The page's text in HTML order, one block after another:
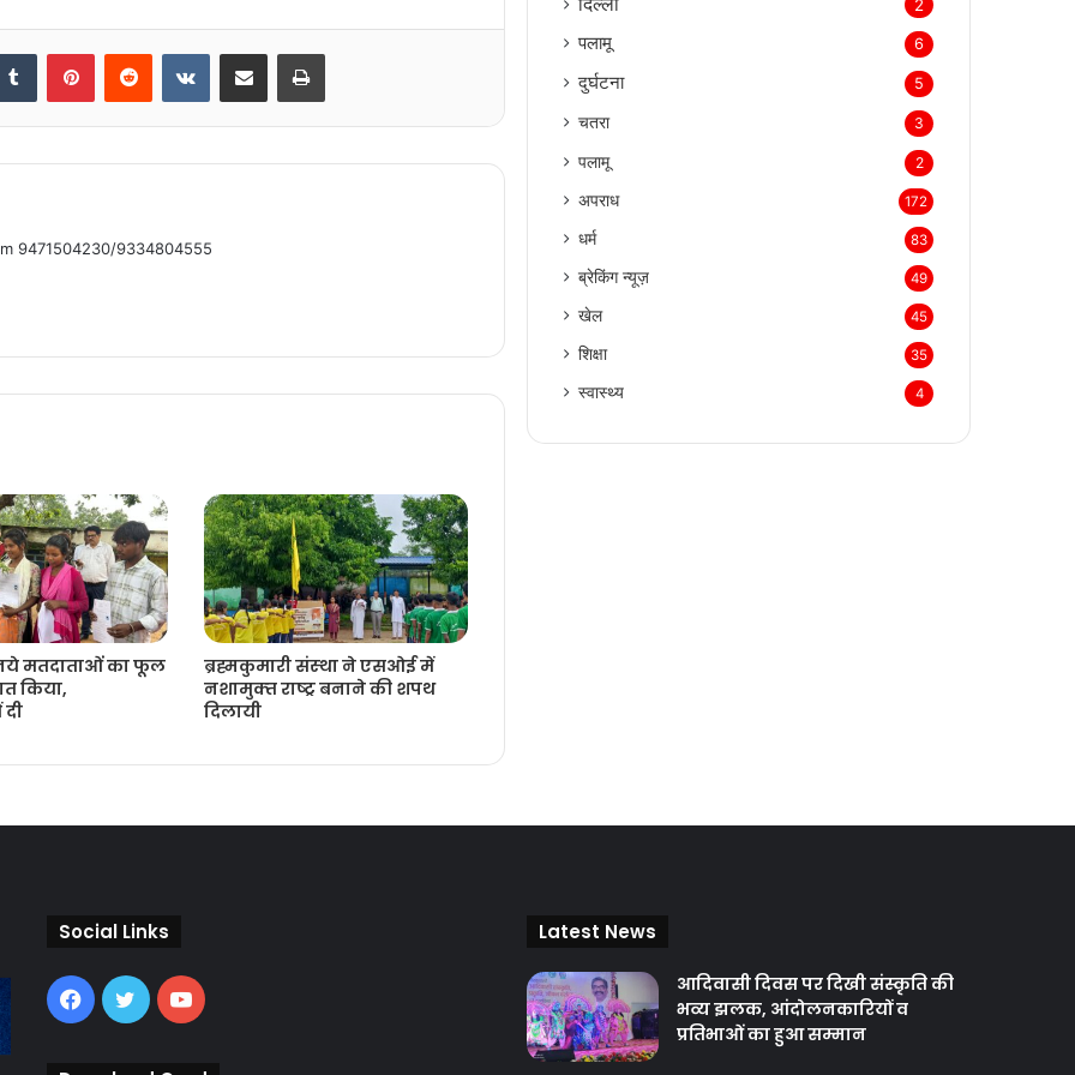
Tumblr PinterestReddit VKontakteShare via Email Print
9471504230/9334804555
मतदाताओंं का फूल
किया,
ब्रह्मकुमारी संस्‍था ने एसओई में
नशामुक्‍त राष्‍ट्र बनाने की शपथ
दिलायी
2
पलामू 6
दुर्घटना 5
चतरा 3
पलामू 2
अपराध 172
धर्म 83
ब्रेकिंग न्यूज़ 49
खेल 45
शिक्षा 35
स्वास्थ्य 4
Social Links
Facebook
TwitterYouTube
Latest News
आदिवासी दिवस पर दिखी संस्कृति की
भव्य झलक, आंदोलनकारियों व
प्रतिभाओं का हुआ सम्मान